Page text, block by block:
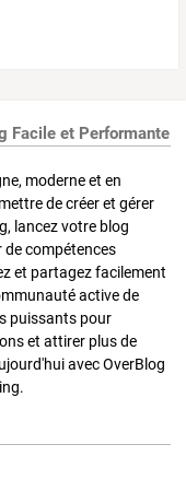
Facile et Performante
moderne et en
de créer et gérer
lancez votre blog
de compétences
et partagez facilement
active de
puissants pour
et attirer plus de
avec OverBlog